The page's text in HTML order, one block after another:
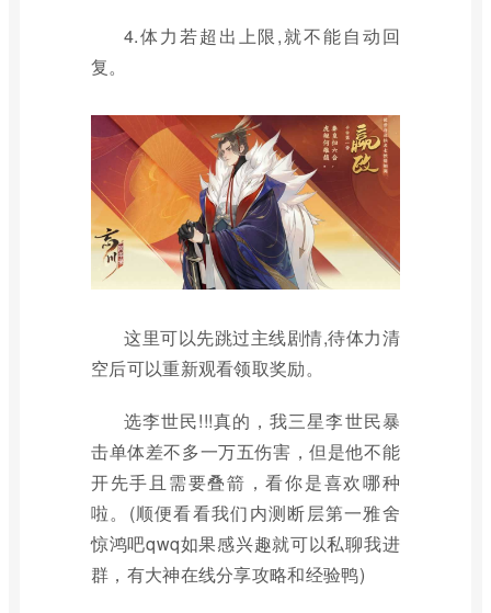
4.体力若超出上限,就不能自动回
复。
这里可以先跳过主线剧情,待体力清
空后可以重新观看领取奖励。
选李世民!!!真的，我三星李世民暴
击单体差不多一万五伤害，但是他不能
开先手且需要叠箭，看你是喜欢哪种
啦。(顺便看看我们内测断层第一雅舍
惊鸿吧qwq如果感兴趣就可以私聊我进
群，有大神在线分享攻略和经验鸭)